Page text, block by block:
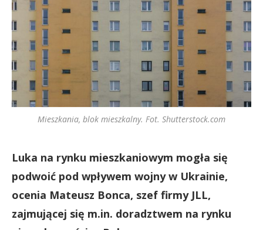
Mieszkania, blok mieszkalny. Fot. Shutterstock.com
Luka na rynku mieszkaniowym mogła się
podwoić pod wpływem wojny w Ukrainie,
ocenia Mateusz Bonca, szef firmy JLL,
zajmującej się m.in. doradztwem na rynku